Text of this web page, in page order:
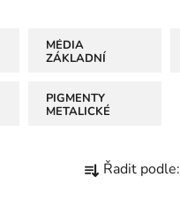
MÉDIA
ZÁKLADNÍ
PIGMENTY
METALICKÉ
a Řadit podle: